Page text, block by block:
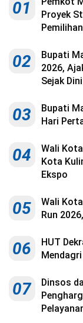
Kesehatan
Lingkungan
Olahraga
©
Indonesia
01
Proyek
02
Bupati
2026,
Sejak Dini
03
Bupati
Hari
04
Wali
Kota
Ekspo
05
Wali
Run
06
HUT
07
Dinsos